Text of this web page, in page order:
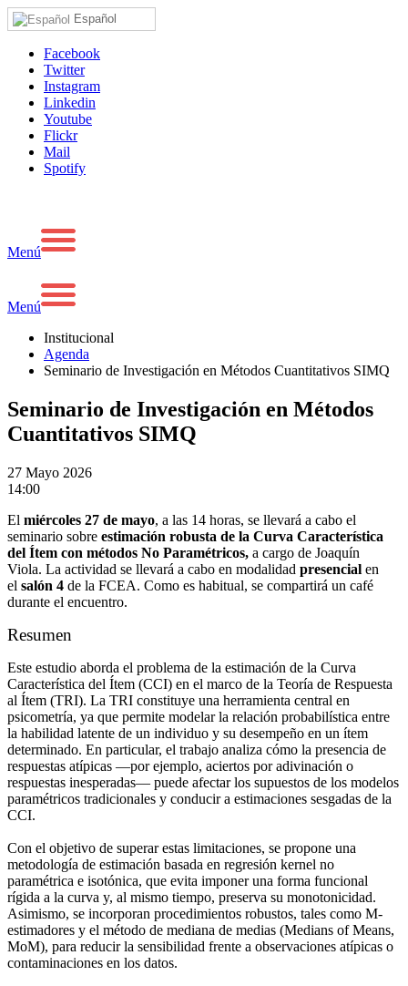
Español
Facebook
Twitter
Instagram
Linkedin
Youtube
Flickr
Mail
Spotify
Menú
Menú
Institucional
Agenda
Seminario de Investigación en Métodos Cuantitativos SIMQ
Seminario de Investigación en Métodos
Cuantitativos SIMQ
27 Mayo 2026
14:00
El miércoles 27 de mayo, a las 14 horas, se llevará a cabo el
seminario sobre estimación robusta de la Curva Característica
del Ítem con métodos No Paramétricos, a cargo de Joaquín
Viola. La actividad se llevará a cabo en modalidad presencial en
el salón 4 de la FCEA. Como es habitual, se compartirá un café
durante el encuentro.
Resumen
Este estudio aborda el problema de la estimación de la Curva
Característica del Ítem (CCI) en el marco de la Teoría de Respuesta
al Ítem (TRI). La TRI constituye una herramienta central en
psicometría, ya que permite modelar la relación probabilística entre
la habilidad latente de un individuo y su desempeño en un ítem
determinado. En particular, el trabajo analiza cómo la presencia de
respuestas atípicas —por ejemplo, aciertos por adivinación o
respuestas inesperadas— puede afectar los supuestos de los modelos
paramétricos tradicionales y conducir a estimaciones sesgadas de la
CCI.
Con el objetivo de superar estas limitaciones, se propone una
metodología de estimación basada en regresión kernel no
paramétrica e isotónica, que evita imponer una forma funcional
rígida a la curva y, al mismo tiempo, preserva su monotonicidad.
Asimismo, se incorporan procedimientos robustos, tales como M-
estimadores y el método de mediana de medias (Medians of Means,
MoM), para reducir la sensibilidad frente a observaciones atípicas o
contaminaciones en los datos.